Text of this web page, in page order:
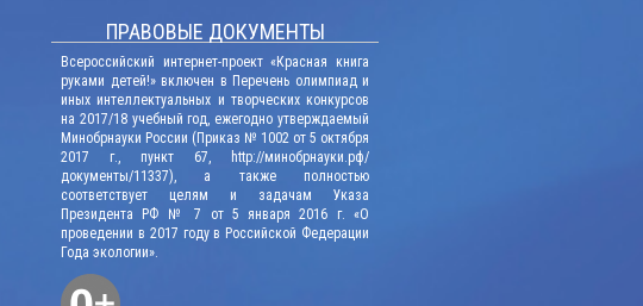
ПРАВОВЫЕ ДОКУМЕНТЫ
Всероссийский интернет-проект «Красная книга
руками детей!» включен в Перечень олимпиад и
иных интеллектуальных и творческих конкурсов
на 2017/18 учебный год, ежегодно утверждаемый
Минобрнауки России (Приказ № 1002 от 5 октября
2017 г., пункт 67, http://минобрнауки.рф/
документы/11337), а также полностью
соответствует целям и задачам Указа
Президента РФ № 7 от 5 января 2016 г. «О
проведении в 2017 году в Российской Федерации
Года экологии».